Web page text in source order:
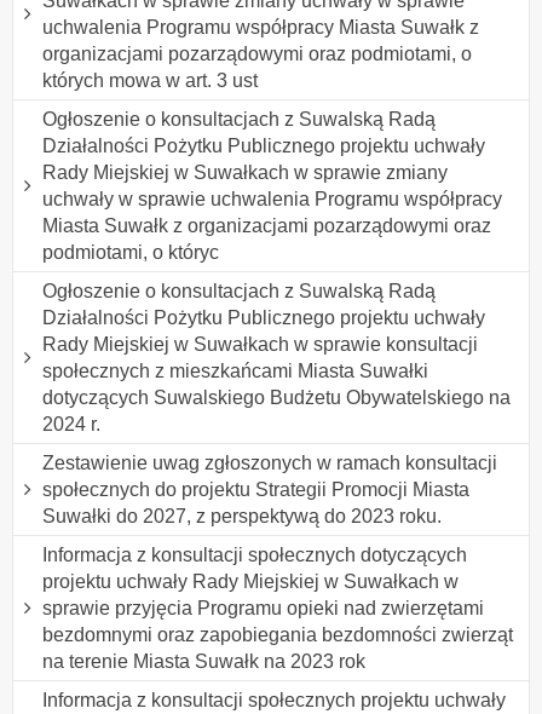
uchwalenia Programu współpracy Miasta Suwałk z
organizacjami pozarządowymi oraz podmiotami, o
których mowa w art. 3 ust
Ogłoszenie o konsultacjach z Suwalską Radą
Działalności Pożytku Publicznego projektu uchwały
Rady Miejskiej w Suwałkach w sprawie zmiany
uchwały w sprawie uchwalenia Programu współpracy
Miasta Suwałk z organizacjami pozarządowymi oraz
podmiotami, o któryc
Ogłoszenie o konsultacjach z Suwalską Radą
Działalności Pożytku Publicznego projektu uchwały
Rady Miejskiej w Suwałkach w sprawie konsultacji
społecznych z mieszkańcami Miasta Suwałki
dotyczących Suwalskiego Budżetu Obywatelskiego na
2024 r.
Zestawienie uwag zgłoszonych w ramach konsultacji
społecznych do projektu Strategii Promocji Miasta
Suwałki do 2027, z perspektywą do 2023 roku.
Informacja z konsultacji społecznych dotyczących
projektu uchwały Rady Miejskiej w Suwałkach w
sprawie przyjęcia Programu opieki nad zwierzętami
bezdomnymi oraz zapobiegania bezdomności zwierząt
na terenie Miasta Suwałk na 2023 rok
Informacja z konsultacji społecznych projektu uchwały